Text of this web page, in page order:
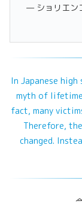
— ショリエン
In Japanese
myth of lifetime
fact, many
Therefore,
changed.